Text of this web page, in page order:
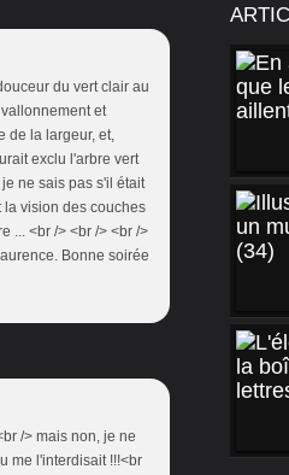
du vert clair au
et
de la largeur, et,
exclu l'arbre vert
ne sais pas s'il était
vision des couches
... <br /> <br /> <br />
Bonne soirée
/> mais non, je ne
me l'interdisait !!!<br